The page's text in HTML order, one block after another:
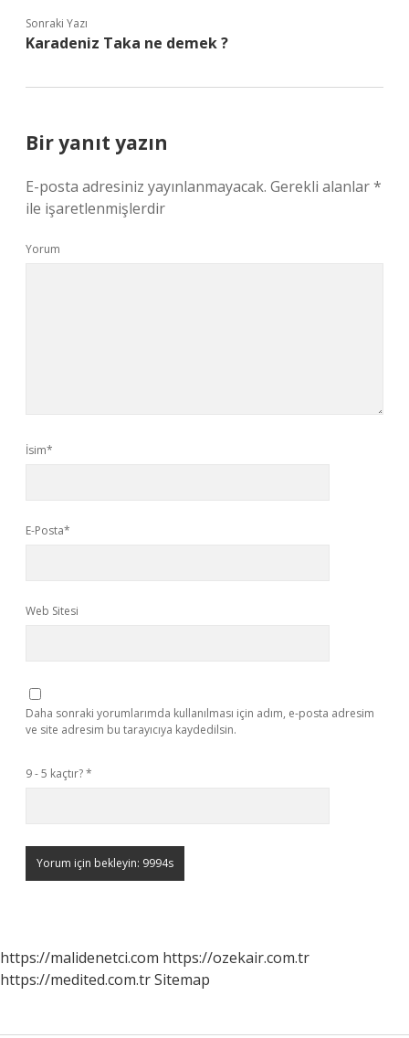
Sonraki Yazı
Karadeniz Taka ne demek ?
Bir yanıt yazın
E-posta adresiniz yayınlanmayacak. Gerekli alanlar*
ile işaretlenmişlerdir
Yorum
İsim*
E-Posta*
Web Sitesi
Daha sonraki yorumlarımda kullanılması için adım, e-posta adresim
ve site adresim bu tarayıcıya kaydedilsin.
9 - 5 kaçtır?*
https://malidenetci.com https://ozekair.com.tr
https://medited.com.trSitemap